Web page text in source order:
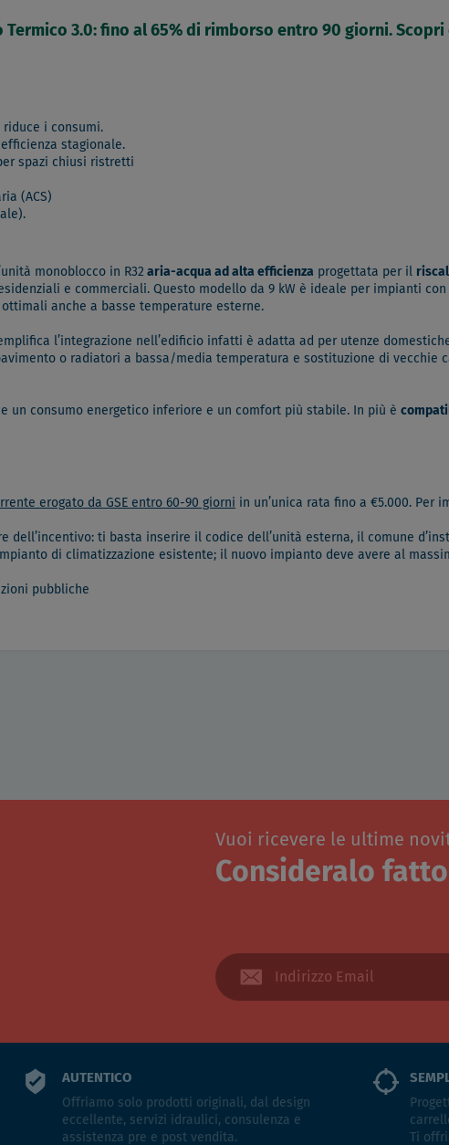
3.0: fino al 65% di rimborso entro 90 giorni. Scopri
riduce i consumi.
stagionale.
spazi chiusi ristretti
(ACS)
monoblocco in R32 aria-acqua ad alta efficienza progettata per il
e commerciali. Questo modello da 9 kW è ideale per impianti
anche a basse temperature esterne.
l’integrazione nell’edificio infatti è adatta ad per utenze
o radiatori a bassa/media temperatura e sostituzione di vecchie
un consumo energetico inferiore e un comfort più stabile. In più è
erogato da GSE entro 60-90 giorni in un’unica rata fino a €5.000. Per
dell’incentivo: ti basta inserire il codice dell’unità esterna, il comune
di climatizzazione esistente; il nuovo impianto deve avere al
pubbliche
Vuoi ricevere le ultime
Consideralo
AUTENTICO
Offriamo solo prodotti originali, dal design
eccellente, servizi idraulici, consulenza e
assistenza pre e post vendita.
Ti